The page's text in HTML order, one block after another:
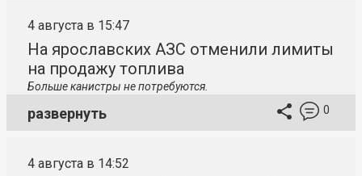
4 августа в 15:47
На ярославских АЗС отменили лимиты
на продажу топлива
Больше канистры не потребуются.
развернуть 0
4 августа в 14:52